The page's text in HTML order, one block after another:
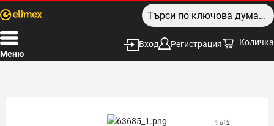
Меню
Вход Регистрация Количка
1 of 2